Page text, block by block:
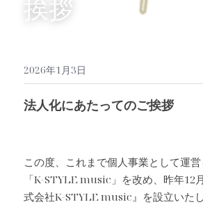
挨拶
2026年1月3日
法人化にあたってのご挨拶
この度、これまで個人事業として運
「K-STYLE music」を改め、昨年12
式会社K-STYLE music』を設立いたし